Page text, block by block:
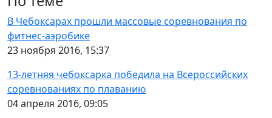
В Чебоксарах прошли массовые соревнования по
фитнес-аэробике
23 ноября 2016, 15:37
13-летняя чебоксарка победила на Всероссийских
соревнованиях по плаванию
04 апреля 2016, 09:05